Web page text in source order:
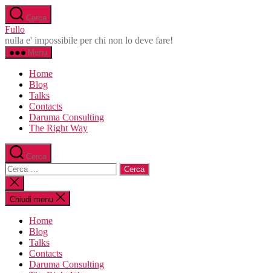
Salta
al
contenuto
Cerca
Fullo
nulla e' impossibile per chi non lo deve fare!
Menu
Home
Blog
Talks
Contacts
Daruma Consulting
The Right Way
Cerca
Cerca:
Chiudi
la
ricerca
Chiudi menu
Home
Blog
Talks
Contacts
Daruma Consulting